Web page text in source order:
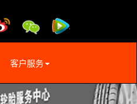
客户服务